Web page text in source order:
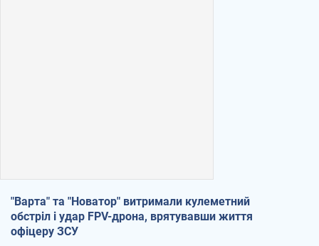
"Варта" та "Новатор" витримали кулеметний
обстріл і удар FPV-дрона, врятувавши життя
офіцеру ЗСУ